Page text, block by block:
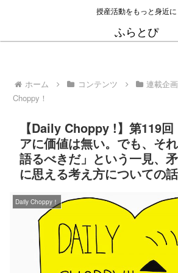
授産活動をもっと身近に
ふらとぴ
ホーム コンテンツ 連載企画
Choppy！
【Daily Choppy !】第119回
アに価値は無い。でも、そ
語るべきだ」という一見、
に思える考え方についての話
Daily Choppy！